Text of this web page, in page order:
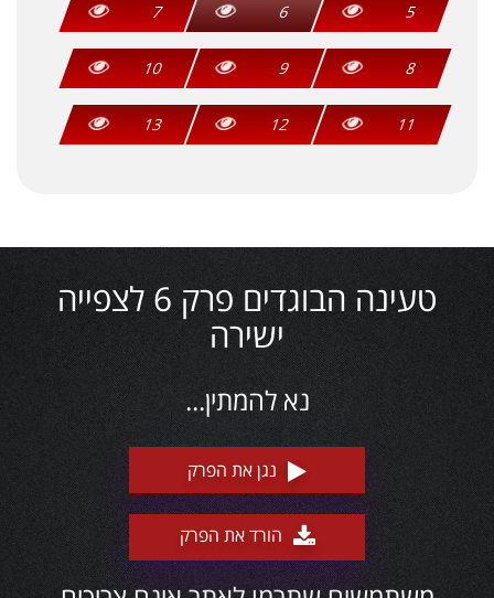
5
6
7
8
9
10
11
12
13
טעינה הבוגדים פרק 6 לצפייה
ישירה
נא להמתין...
נגן את הפרק
הורד את הפרק